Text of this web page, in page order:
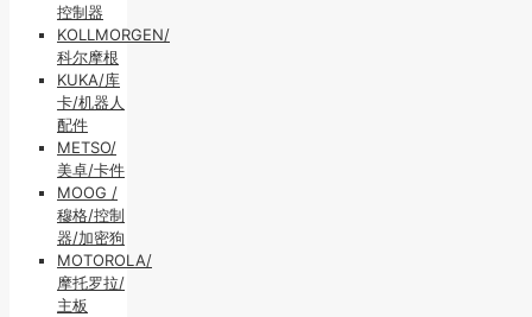
控制器
KOLLMORGEN/
科尔摩根
KUKA/库
卡/机器人
配件
METSO/
美卓/卡件
MOOG /
穆格/控制
器/加密狗
MOTOROLA/
摩托罗拉/
主板